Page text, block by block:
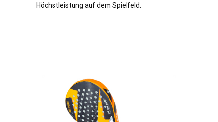
Höchstleistung auf dem Spielfeld.